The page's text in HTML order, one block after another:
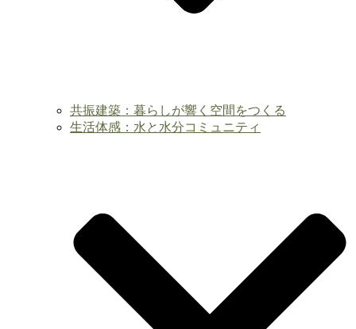
共振建築：暮らしが響く空間をつくる
生活体感：水と水分コミュニティ